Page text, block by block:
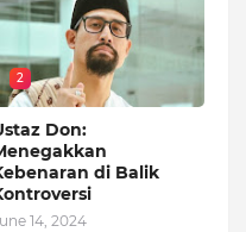
2
Don:
di Balik
14, 2024